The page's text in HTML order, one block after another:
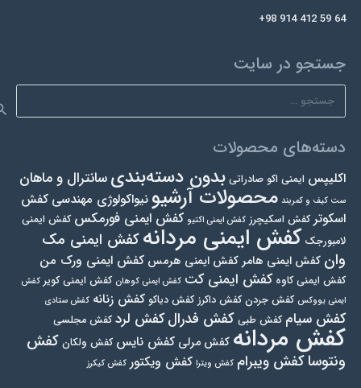
+98 914 412 59 64
جستجو در سایت
جستجو
برای:
دسته‌های محصولات
اکلیپس ایمنی اکو صادراتی بدون دسته‌بندی سانترال و ماهان
ست کیف و کمربند محصولات آرشیونیواکولوژی مهندسی کفش
اسکوتر کفش اسکیچرز کفش ایمنی اکتیو کفش ایمنی فورمکس کفش ایمنی
لامبورجک کفش ایمنی مردانهکفش ایمنی مک
وان کفش ایمنی هامر کفش ایمنی هرمس کفش ایمنی ورک من
کفش ایمنی کاوه کفش ایمنی کت کفش ایمنی کوهان کفش ایمنی کویر کفش
ایمنی یووکس کفش جردن کفش داکرز کفش دیاکو کفش زنانه کفش ستادی
کفش سیام کفش طبی کفش فدرال کفش لرد کفش مجلسی کفش مردانه کفش مرلی کفش نایس کفش ولکان کفش
ونتوساکفش ویبرام کفش ویترا کفش ویکتور کفش کیکرز